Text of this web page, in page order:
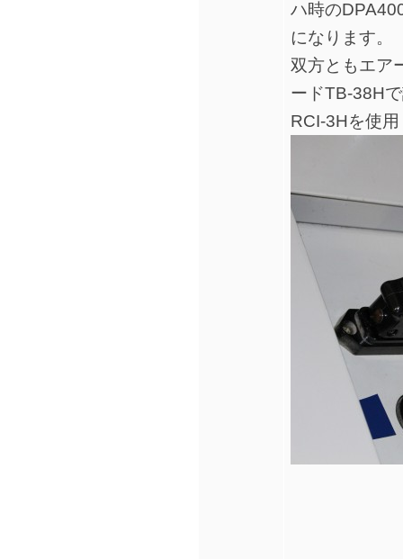
ハ時の
になります。
双方ともエア
ードTB-38H
RCI-3Hを使